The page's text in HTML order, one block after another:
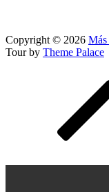
Copyright © 2026
Tour by Theme Palace